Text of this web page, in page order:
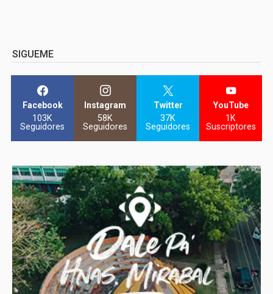
SIGUEME
Facebook
103K
Seguidores
Instagram
58K
Seguidores
Twitter
37K
Seguidores
YouTube
1K
Suscriptores